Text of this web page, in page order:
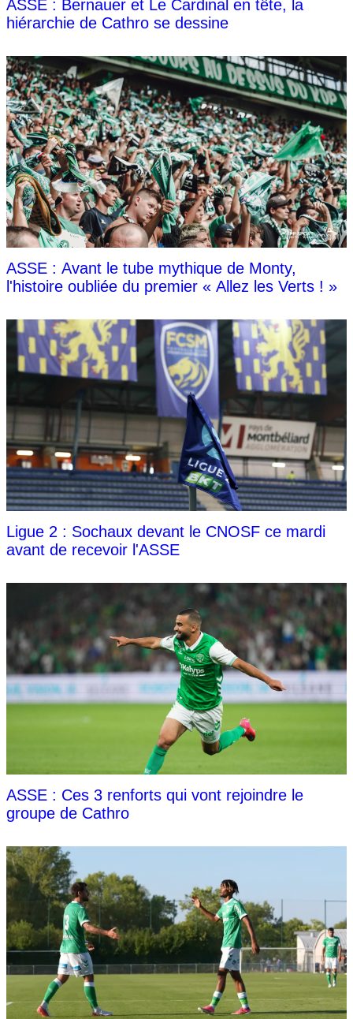
ASSE : Bernauer et Le Cardinal en tête, la
hiérarchie de Cathro se dessine
ASSE : Avant le tube mythique de Monty,
l'histoire oubliée du premier « Allez les Verts ! »
Ligue 2 : Sochaux devant le CNOSF ce mardi
avant de recevoir l'ASSE
ASSE : Ces 3 renforts qui vont rejoindre le
groupe de Cathro